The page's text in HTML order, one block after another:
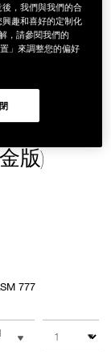
版)
777
數量
，我們與我們的合
趣和喜好的定制化
，請參閱我們的
」來調整您的偏好